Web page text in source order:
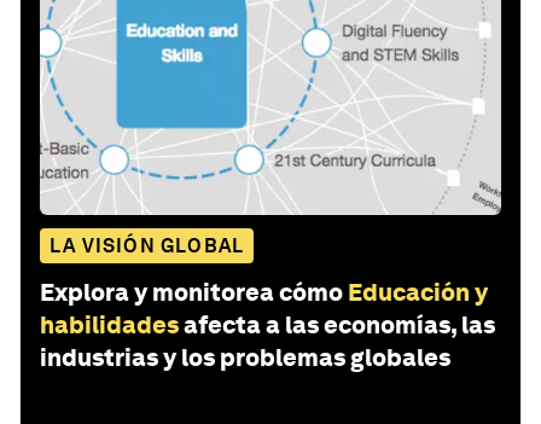
LA VISIÓN GLOBAL
Explora y monitorea cómo Educación y
habilidadesafecta a las economías, las
industrias y los problemas globales